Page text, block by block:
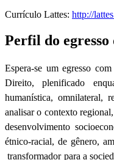
Currículo Lattes: http://
Perfil do
Espera-se um egresso
Direito, plenificado
humanística, omnilateral,
analisar o contexto
desenvolvimento
étnico-racial, de gênero,
transformador para a